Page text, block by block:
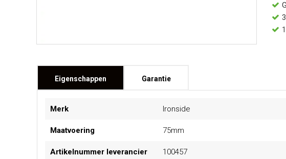
Eigenschappen
informatie
Merk Ironside
Maatvoering 75mm
Artikelnummer leverancier 100457
Garantie